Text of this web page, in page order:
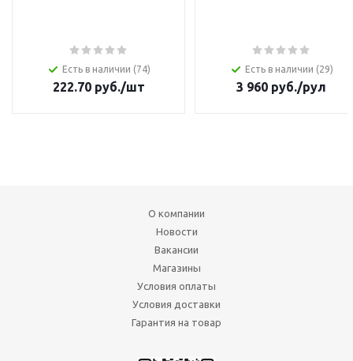
Есть в наличии (74)
222.70руб./шт
Есть в наличии (29)
3 960 руб./рул
О компании
Новости
Вакансии
Магазины
Условия оплаты
Условия доставки
Гарантия на товар